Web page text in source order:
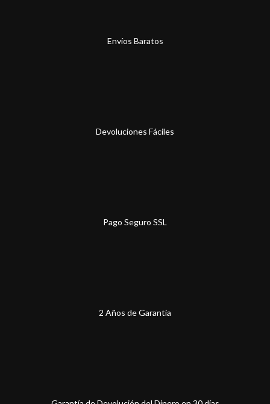
Envíos Baratos
Devoluciones Fáciles
Pago Seguro SSL
2 Años de Garantía